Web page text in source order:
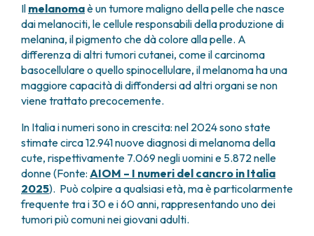
Il melanomaè un tumore maligno della pelle che nasce
dai melanociti, le cellule responsabili della produzione di
melanina, il pigmento che dà colore alla pelle. A
differenza di altri tumori cutanei, come il carcinoma
basocellulare o quello spinocellulare, il melanoma ha una
maggiore capacità di diffondersi ad altri organi se non
viene trattato precocemente.
In Italia i numeri sono in crescita: nel 2024 sono state
stimate circa 12.941 nuove diagnosi di melanoma della
cute, rispettivamente 7.069 negli uomini e 5.872 nelle
donne (Fonte: AIOM – I numeri del cancro in Italia
2025). Può colpire a qualsiasi età, ma è particolarmente
frequente tra i 30 e i 60 anni, rappresentando uno dei
tumori più comuni nei giovani adulti.